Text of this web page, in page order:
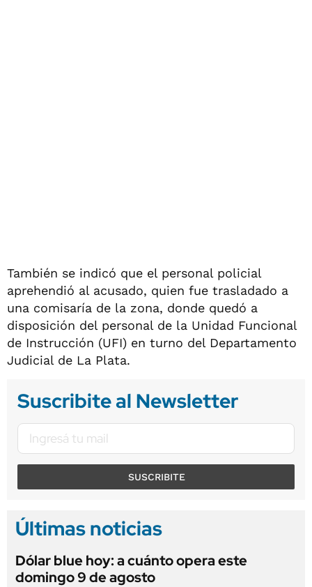
También se indicó que el personal policial
aprehendió al acusado, quien fue trasladado a
una comisaría de la zona, donde quedó a
disposición del personal de la Unidad Funcional
de Instrucción (UFI) en turno del Departamento
Judicial de La Plata.
Suscribite al Newsletter
SUSCRIBITE
Últimas noticias
Dólar blue hoy: a cuánto opera este
domingo 9 de agosto